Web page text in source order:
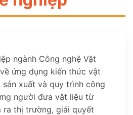
ngành Công nghệ Vật
ứng dụng kiến thức vật
xuất và quy trình công
người đưa vật liệu từ
ra thị trường, giải quyết